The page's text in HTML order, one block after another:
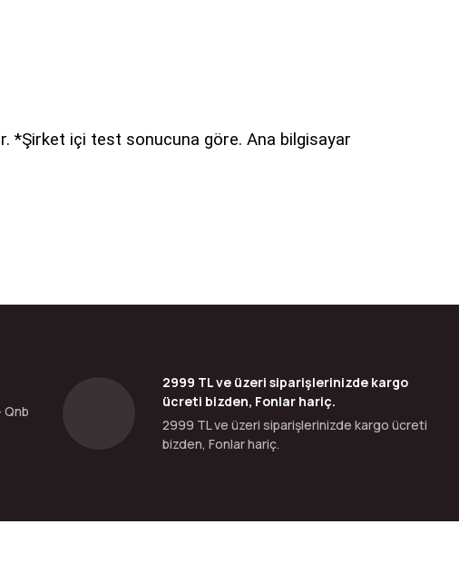
*Şirket içi test sonucuna göre. Ana bilgisayar
Qnb
2999 TL ve üzeri siparişlerinizde kargo
ücreti bizden, Fonlar hariç.
2999 TL ve üzeri siparişlerinizde kargo ücreti
bizden, Fonlar hariç.